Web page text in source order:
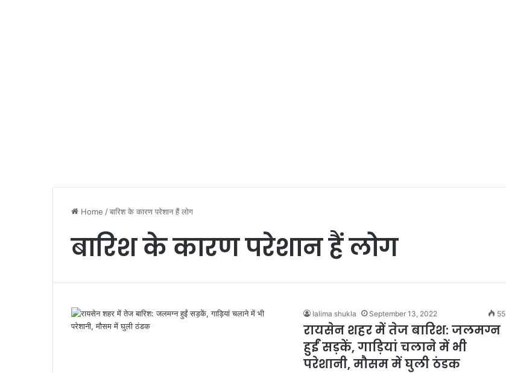
Home /बारिश के कारण परेशान हैं लोग
बारिश के कारण परेशान हैं लोग
lalima shukla September 13, 2022 55
रायसेन शहर में तेज बारिश: जलमग्न
हुईं सड़कें, गाड़ियां चलाने में भी
परेशानी, मौसम में घुली ठंडक